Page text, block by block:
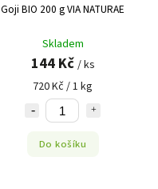
Goji BIO 200 g VIA NATURAE
Skladem
144 Kč / ks
720 Kč / 1 kg
Do košíku